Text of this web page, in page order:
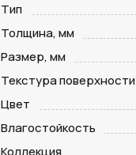
Тип
Толщина, мм
Размер, мм
Текстура поверхности
Цвет
Влагостойкость
Коллекция